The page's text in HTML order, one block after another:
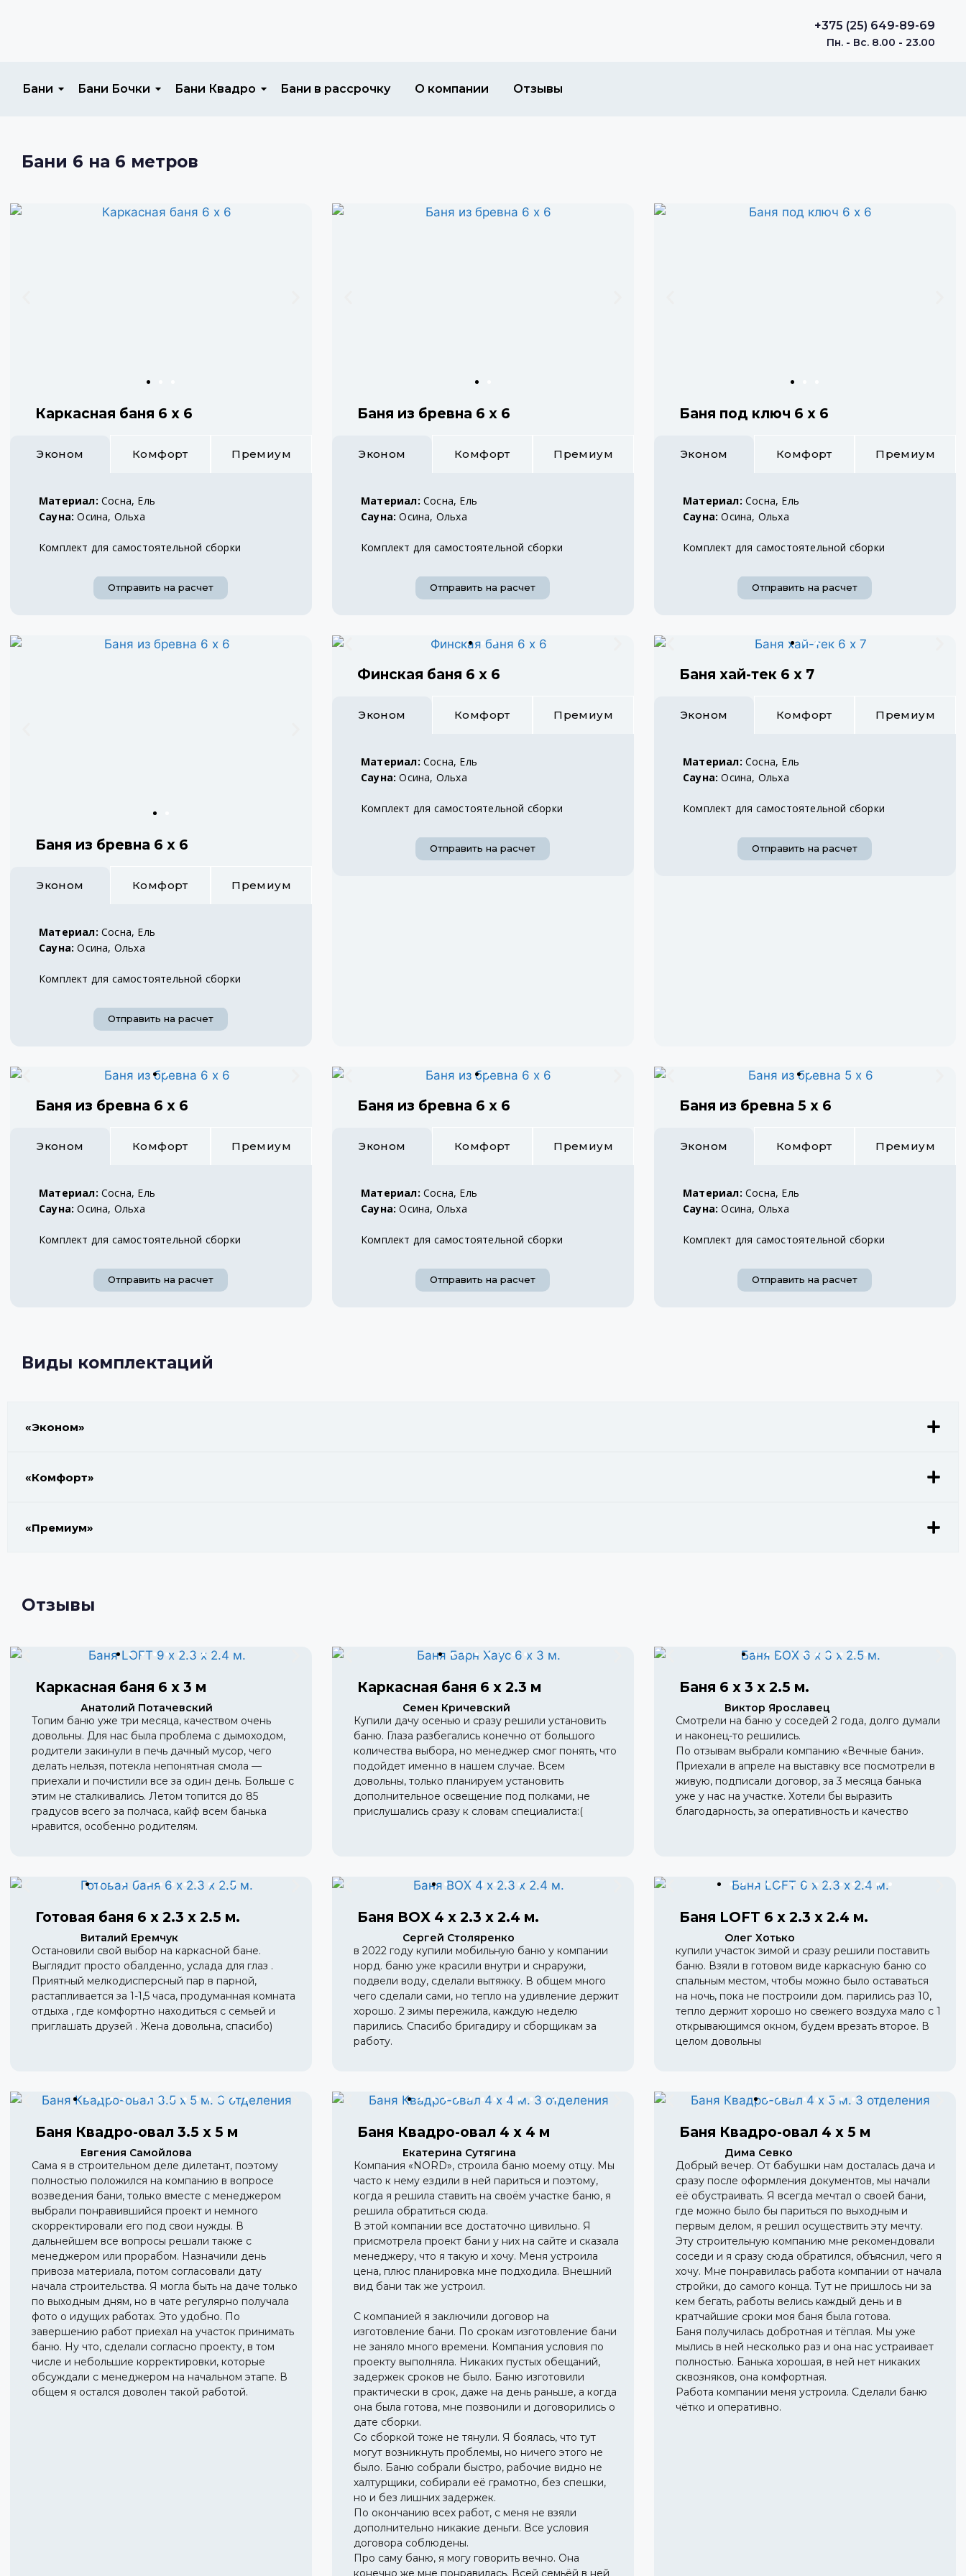
+375 (25) 649-89-69
Пн. - Вс. 8.00 - 23.00
Бани Бани Бочки Бани Квадро Бани в рассрочку О компании Отзывы
Бани 6 на 6 метров
Каркасная баня 6 х 6
Эконом Комфорт Премиум
Материал: Сосна, Ель
Сауна: Осина, Ольха
Комплект для самостоятельной сборки
Отправить на расчет
Баня из бревна 6 х 6
Эконом Комфорт Премиум
Материал: Сосна, Ель
Сауна: Осина, Ольха
Комплект для самостоятельной сборки
Отправить на расчет
Баня под ключ 6 х 6
Эконом Комфорт Премиум
Материал: Сосна, Ель
Сауна: Осина, Ольха
Комплект для самостоятельной сборки
Отправить на расчет
Баня из бревна 6 х 6
Эконом Комфорт Премиум
Материал: Сосна, Ель
Сауна: Осина, Ольха
Комплект для самостоятельной сборки
Отправить на расчет
Финская баня 6 х 6
Эконом Комфорт Премиум
Материал: Сосна, Ель
Сауна: Осина, Ольха
Комплект для самостоятельной сборки
Отправить на расчет
Баня хай-тек 6 х 7
Эконом Комфорт Премиум
Материал: Сосна, Ель
Сауна: Осина, Ольха
Комплект для самостоятельной сборки
Отправить на расчет
Баня из бревна 6 х 6
Эконом Комфорт Премиум
Материал: Сосна, Ель
Сауна: Осина, Ольха
Комплект для самостоятельной сборки
Отправить на расчет
Баня из бревна 6 х 6
Эконом Комфорт Премиум
Материал: Сосна, Ель
Сауна: Осина, Ольха
Комплект для самостоятельной сборки
Отправить на расчет
Баня из бревна 5 х 6
Эконом Комфорт Премиум
Материал: Сосна, Ель
Сауна: Осина, Ольха
Комплект для самостоятельной сборки
Отправить на расчет
Виды комплектаций
«Эконом»
«Комфорт»
«Премиум»
Отзывы
Каркасная баня 6 х 3 м
Анатолий Потачевский
Топим баню уже три месяца, качеством очень
довольны. Для нас была проблема с дымоходом,
родители закинули в печь дачный мусор, чего
делать нельзя, потекла непонятная смола —
приехали и почистили все за один день. Больше с
этим не сталкивались. Летом топится до 85
градусов всего за полчаса, кайф всем банька
нравится, особенно родителям.
Каркасная баня 6 х 2.3 м
Семен Кричевский
Купили дачу осенью и сразу решили установить
баню. Глаза разбегались конечно от большого
количества выбора, но менеджер смог понять, что
подойдет именно в нашем случае. Всем
довольны, только планируем установить
дополнительное освещение под полками, не
прислушались сразу к словам специалиста:(
Баня 6 х 3 х 2.5 м.
Виктор Ярославец
Смотрели на баню у соседей 2 года, долго думали
и наконец-то решились.
По отзывам выбрали компанию «Вечные бани».
Приехали в апреле на выставку все посмотрели в
живую, подписали договор, за 3 месяца банька
уже у нас на участке. Хотели бы выразить
благодарность, за оперативность и качество
Готовая баня 6 х 2.3 х 2.5 м.
Виталий Еремчук
Остановили свой выбор на каркасной бане.
Выглядит просто обалденно, услада для глаз .
Приятный мелкодисперсный пар в парной,
растапливается за 1-1,5 часа, продуманная комната
отдыха , где комфортно находиться с семьей и
приглашать друзей . Жена довольна, спасибо)
Баня BOX 4 х 2.3 х 2.4 м.
Сергей Столяренко
в 2022 году купили мобильную баню у компании
норд. баню уже красили внутри и снраружи,
подвели воду, сделали вытяжку. В общем много
чего сделали сами, но тепло на удивление держит
хорошо. 2 зимы пережила, каждую неделю
парились. Спасибо бригадиру и сборщикам за
работу.
Баня LOFT 6 х 2.3 х 2.4 м.
Олег Хотько
купили участок зимой и сразу решили поставить
баню. Взяли в готовом виде каркасную баню со
спальным местом, чтобы можно было оставаться
на ночь, пока не построили дом. парились раз 10,
тепло держит хорошо но свежего воздуха мало с 1
открывающимся окном, будем врезать второе. В
целом довольны
Баня Квадро-овал 3.5 х 5 м
Евгения Самойлова
Сама я в строительном деле дилетант, поэтому
полностью положился на компанию в вопросе
возведения бани, только вместе с менеджером
выбрали понравившийся проект и немного
скорректировали его под свои нужды. В
дальнейшем все вопросы решали также с
менеджером или прорабом. Назначили день
привоза материала, потом согласовали дату
начала строительства. Я могла быть на даче только
по выходным дням, но в чате регулярно получала
фото о идущих работах. Это удобно. По
завершению работ приехал на участок принимать
баню. Ну что, сделали согласно проекту, в том
числе и небольшие корректировки, которые
обсуждали с менеджером на начальном этапе. В
общем я остался доволен такой работой.
Баня Квадро-овал 4 х 4 м
Екатерина Сутягина
Компания «NORD», строила баню моему отцу. Мы
часто к нему ездили в ней париться и поэтому,
когда я решила ставить на своём участке баню, я
решила обратиться сюда.
В этой компании все достаточно цивильно. Я
присмотрела проект бани у них на сайте и сказала
менеджеру, что я такую и хочу. Меня устроила
цена, плюс планировка мне подходила. Внешний
вид бани так же устроил.
С компанией я заключили договор на
изготовление бани. По срокам изготовление бани
не заняло много времени. Компания условия по
проекту выполняла. Никаких пустых обещаний,
задержек сроков не было. Баню изготовили
практически в срок, даже на день раньше, а когда
она была готова, мне позвонили и договорились о
дате сборки.
Со сборкой тоже не тянули. Я боялась, что тут
могут возникнуть проблемы, но ничего этого не
было. Баню собрали быстро, рабочие видно не
халтурщики, собирали её грамотно, без спешки,
но и без лишних задержек.
По окончанию всех работ, с меня не взяли
дополнительно никакие деньги. Все условия
договора соблюдены.
Про саму баню, я могу говорить вечно. Она
конечно же мне понравилась. Всей семьёй в ней
Баня Квадро-овал 4 х 5 м
Дима Севко
Добрый вечер. От бабушки нам досталась дача и
сразу после оформления документов, мы начали
её обустраивать. Я всегда мечтал о своей бани,
где можно было бы париться по выходным и
первым делом, я решил осуществить эту мечту.
Эту строительную компанию мне рекомендовали
соседи и я сразу сюда обратился, объяснил, чего я
хочу. Мне понравилась работа компании от начала
стройки, до самого конца. Тут не пришлось ни за
кем бегать, работы велись каждый день и в
кратчайшие сроки моя баня была готова.
Баня получилась добротная и тёплая. Мы уже
мылись в ней несколько раз и она нас устраивает
полностью. Банька хорошая, в ней нет никаких
сквозняков, она комфортная.
Работа компании меня устроила. Сделали баню
чётко и оперативно.